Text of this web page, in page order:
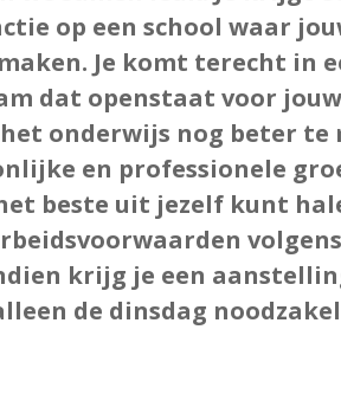
op een school waar
Je komt terecht in
dat openstaat voor
onderwijs nog beter te
en professionele
beste uit jezelf kunt
krijg je een
de dinsdag